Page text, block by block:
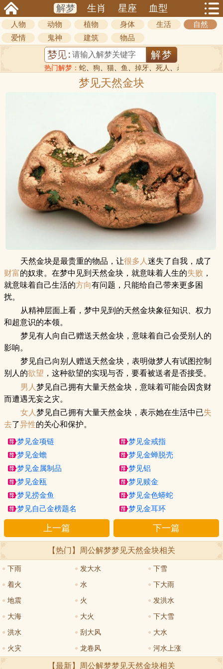
解梦 生肖 星座 血型
人物 动物 植物 身体 生活
自然
爱情
鬼神 建筑 物品
热门解梦： 蛇、 狗、 猫、 鱼 、 掉牙、 死人 、 杀人
梦见天然金块
天然金块是最贵重的物品，让很多人迷失了自我，成了
财富的奴隶。在梦中见到天然金块，就意味着人生的失败 ，
就意味着自己生活的方向有问题，只能给自己带来更多困
扰。
从精神层面上看，梦中见到的天然金块象征知识、权力
和超意识的本领。
梦见有人向自己赠送天然金块，意味着自己会受别人的
影响。
梦见自己向别人赠送天然金块，表明做梦人有试图控制
别人的欲望 ，这种欲望的实现与否，要看被送者是否接受。
男人梦见自己拥有大量天然金块，意味着可能会因贪财
而遭遇无妄之灾。
女人梦见自己拥有大量天然金块，表示她在生活中已失
去了异性的关心和保护。
梦见金项链
梦见金戒指
梦见金蟾
梦见金蝉脱壳
梦见金属制品
梦见铝
梦见金瓯
梦见赎金
梦见捞金鱼
梦见金色蟒蛇
梦见自己金榜题名
梦见金耳环
上一篇 下一篇
【热门】周公解梦梦见天然金块相关
下雨 发大水 下雪
着火 水 下大雨
地震 火 发洪水
大海 大火 下大雪
洪水 刮大风 大水
火灾 龙卷风 河水上涨
【最新】周公解梦梦见天然金块相关